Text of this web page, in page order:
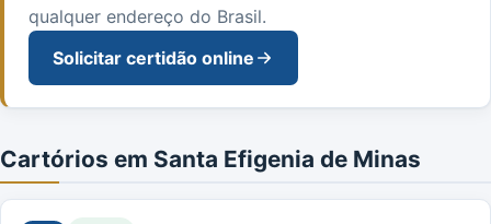
qualquer endereço do Brasil.
Solicitar certidão online
Cartórios em Santa Efigenia de Minas